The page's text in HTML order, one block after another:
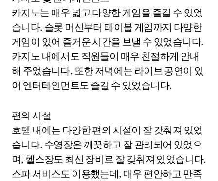
카지노는 매우 넓고 다양한 게임을 즐길 수 있었
습니다. 슬롯 머신부터 테이블 게임까지 다양한
게임이 있어 즐거운 시간을 보낼 수 있었습니다.
카지노 내에서도 직원들이 매우 친절하게 안내
해 주었습니다. 또한 저녁에는 라이브 공연이 있
어 엔터테인먼트도 즐길 수 있었습니다.
편의 시설
호텔 내에는 다양한 편의 시설이 잘 갖춰져 있었
습니다. 수영장은 깨끗하고 잘 관리되어 있었으
며, 헬스장도 최신 장비로 잘 갖춰져 있었습니다.
스파 서비스도 이용했는데, 매우 편안하고 만족